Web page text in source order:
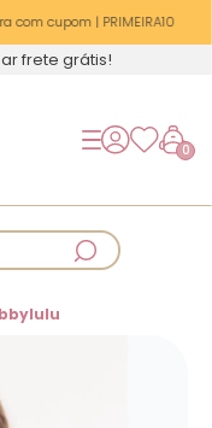
com cupom | PRIMEIRA10
frete grátis!
0